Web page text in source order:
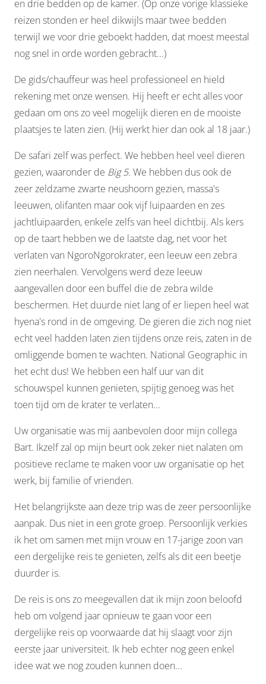
en drie bedden op de kamer. (Op onze vorige klassieke
reizen stonden er heel dikwijls maar twee bedden
terwijl we voor drie geboekt hadden, dat moest meestal
nog snel in orde worden gebracht...)
De gids/chauffeur was heel professioneel en hield
rekening met onze wensen. Hij heeft er echt alles voor
gedaan om ons zo veel mogelijk dieren en de mooiste
plaatsjes te laten zien. (Hij werkt hier dan ook al 18 jaar.)
De safari zelf was perfect. We hebben heel veel dieren
gezien, waaronder de Big 5. We hebben dus ook de
zeer zeldzame zwarte neushoorn gezien, massa's
leeuwen, olifanten maar ook vijf luipaarden en zes
jachtluipaarden, enkele zelfs van heel dichtbij. Als kers
op de taart hebben we de laatste dag, net voor het
verlaten van NgoroNgorokrater, een leeuw een zebra
zien neerhalen. Vervolgens werd deze leeuw
aangevallen door een buffel die de zebra wilde
beschermen. Het duurde niet lang of er liepen heel wat
hyena's rond in de omgeving. De gieren die zich nog niet
echt veel hadden laten zien tijdens onze reis, zaten in de
omliggende bomen te wachten. National Geographic in
het echt dus! We hebben een half uur van dit
schouwspel kunnen genieten, spijtig genoeg was het
toen tijd om de krater te verlaten...
Uw organisatie was mij aanbevolen door mijn collega
Bart. Ikzelf zal op mijn beurt ook zeker niet nalaten om
positieve reclame te maken voor uw organisatie op het
werk, bij familie of vrienden.
Het belangrijkste aan deze trip was de zeer persoonlijke
aanpak. Dus niet in een grote groep. Persoonlijk verkies
ik het om samen met mijn vrouw en 17-jarige zoon van
een dergelijke reis te genieten, zelfs als dit een beetje
duurder is.
De reis is ons zo meegevallen dat ik mijn zoon beloofd
heb om volgend jaar opnieuw te gaan voor een
dergelijke reis op voorwaarde dat hij slaagt voor zijn
eerste jaar universiteit. Ik heb echter nog geen enkel
idee wat we nog zouden kunnen doen...